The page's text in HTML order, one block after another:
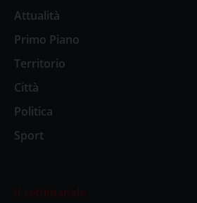
Attualità
Primo Piano
Territorio
Città
Politica
Sport
Il settimanale